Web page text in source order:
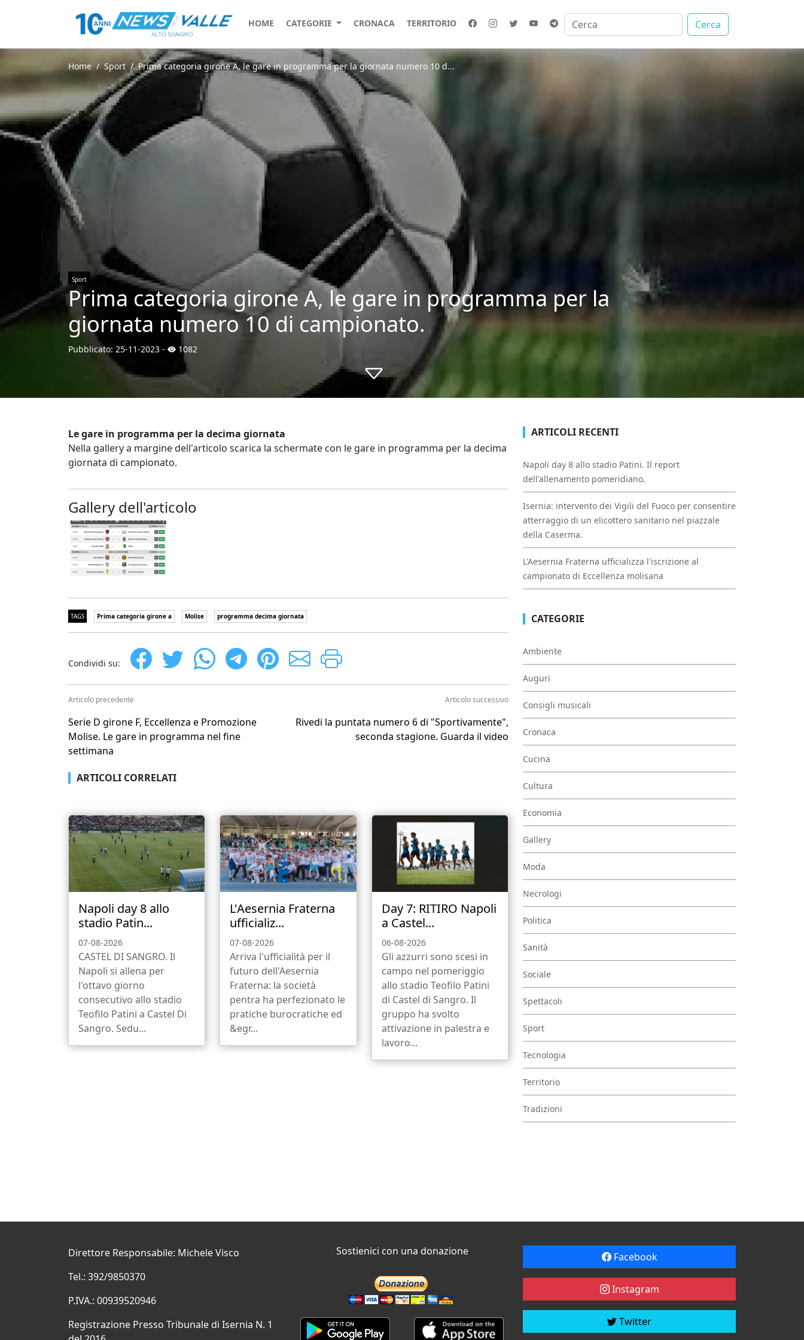
HOME CATEGORIE CRONACA TERRITORIO Cerca
Home Sport Prima categoria girone A, le gare in programma per la giornata numero 10 d...
Sport
Prima categoria girone A, le gare in programma per la
giornata numero 10 di campionato.
Pubblicato: 25-11-2023 - 1082
Le gare in programma per la decima giornata
Nella gallery a margine dell'articolo scarica la schermate con le gare in programma per la decima
giornata di campionato.
Gallery dell'articolo
TAGS Prima categoria girone a Molise programma decima giornata
Condividi su:
Articolo precedente
Serie D girone F, Eccellenza e Promozione
Molise. Le gare in programma nel fine
settimana
Articolo successivo
Rivedi la puntata numero 6 di "Sportivamente",
seconda stagione. Guarda il video
ARTICOLI CORRELATI
Napoli day 8 allo
stadio Patin...
07-08-2026
CASTEL DI SANGRO. Il
Napoli si allena per
l'ottavo giorno
consecutivo allo stadio
Teofilo Patini a Castel Di
Sangro. Sedu...
L'Aesernia Fraterna
ufficializ...
07-08-2026
Arriva l'ufficialità per il
futuro dell'Aesernia
Fraterna: la società
pentra ha perfezionato le
pratiche burocratiche ed
&egr...
Day 7: RITIRO Napoli
a Castel...
06-08-2026
Gli azzurri sono scesi in
campo nel pomeriggio
allo stadio Teofilo Patini
di Castel di Sangro. Il
gruppo ha svolto
attivazione in palestra e
lavoro...
ARTICOLI RECENTI
Napoli day 8 allo stadio Patini. Il report
dell'allenamento pomeridiano.
Isernia: intervento dei Vigili del Fuoco per consentire
atterraggio di un elicottero sanitario nel piazzale
della Caserma.
L'Aesernia Fraterna ufficializza l'iscrizione al
campionato di Eccellenza molisana
CATEGORIE
Ambiente
Auguri
Consigli musicali
Cronaca
Cucina
Cultura
Economia
Gallery
Moda
Necrologi
Politica
Sanità
Sociale
Spettacoli
Sport
Tecnologia
Territorio
Tradizioni
Direttore Responsabile: Michele Visco
Tel.: 392/9850370
P.IVA.: 00939520946
Registrazione Presso Tribunale di Isernia N. 1
Sostienici con una donazione Facebook
Instagram
Twitter